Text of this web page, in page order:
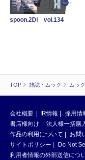
TOP 雑誌・ムック ムック
spoon.2Di vol.134
会社概要 IR情報 採用情
書店様向け
法人様一括購
作品の利用について
お問
サイトポリシー
Do Not
利用者情報の外部送信につ